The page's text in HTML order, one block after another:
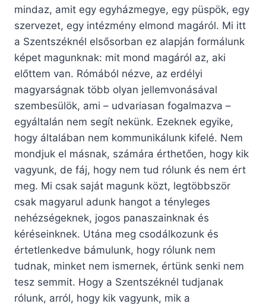
mindaz, amit egy egyházmegye, egy püspök, egy
szervezet, egy intézmény elmond magáról. Mi itt
a Szentszéknél elsősorban ez alapján formálunk
képet magunknak: mit mond magáról az, aki
előttem van. Rómából nézve, az erdélyi
magyarságnak több olyan jellemvonásával
szembesülök, ami – udvariasan fogalmazva –
egyáltalán nem segít nekünk. Ezeknek egyike,
hogy általában nem kommunikálunk kifelé. Nem
mondjuk el másnak, számára érthetően, hogy kik
vagyunk, de fáj, hogy nem tud rólunk és nem ért
meg. Mi csak saját magunk közt, legtöbbször
csak magyarul adunk hangot a tényleges
nehézségeknek, jogos panaszainknak és
kéréseinknek. Utána meg csodálkozunk és
értetlenkedve bámulunk, hogy rólunk nem
tudnak, minket nem ismernek, értünk senki nem
tesz semmit. Hogy a Szentszéknél tudjanak
rólunk, arról, hogy kik vagyunk, mik a